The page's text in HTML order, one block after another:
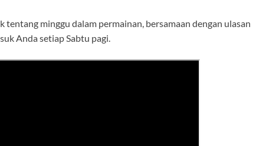
tentang minggu dalam permainan, bersamaan dengan ulasan
Anda setiap Sabtu pagi.